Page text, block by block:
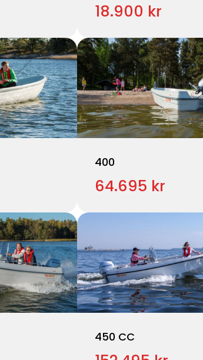
18.900 kr
400
64.695 kr
450 CC